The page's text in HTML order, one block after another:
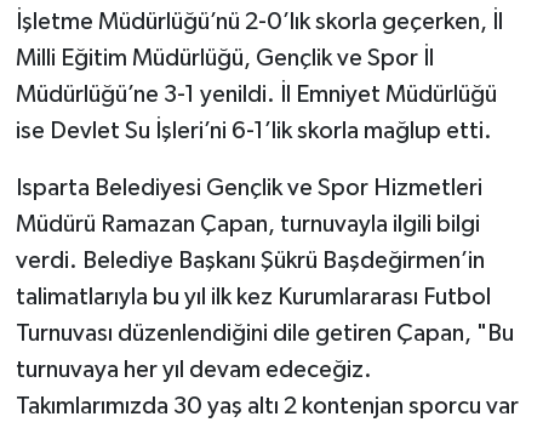
İşletme Müdürlüğü’nü 2-0’lık skorla geçerken, İl
Milli Eğitim Müdürlüğü, Gençlik ve Spor İl
Müdürlüğü’ne 3-1 yenildi. İl Emniyet Müdürlüğü
ise Devlet Su İşleri’ni 6-1’lik skorla mağlup etti.
Isparta Belediyesi Gençlik ve Spor Hizmetleri
Müdürü Ramazan Çapan, turnuvayla ilgili bilgi
verdi. Belediye Başkanı Şükrü Başdeğirmen’in
talimatlarıyla bu yıl ilk kez Kurumlararası Futbol
Turnuvası düzenlendiğini dile getiren Çapan, "Bu
turnuvaya her yıl devam edeceğiz.
Takımlarımızda 30 yaş altı 2 kontenjan sporcu var